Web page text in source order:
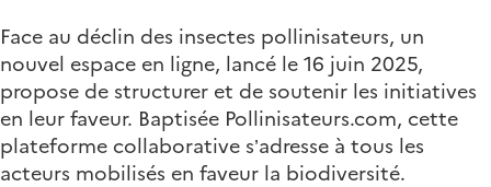
Face au déclin des insectes pollinisateurs, un
nouvel espace en ligne, lancé le 16 juin 2025,
propose de structurer et de soutenir les initiatives
en leur faveur. Baptisée Pollinisateurs.com, cette
plateforme collaborative s’adresse à tous les
acteurs mobilisés en faveur la biodiversité.